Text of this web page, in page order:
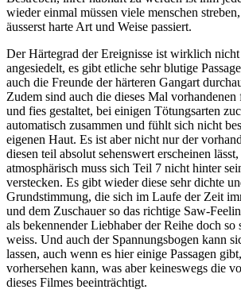
wieder einmal müssen viele menschen
äusserst harte Art und Weise passiert.
Der Härtegrad der Ereignisse ist wirklich
angesiedelt, es gibt etliche sehr blutige
auch die Freunde der härteren Gangart
Zudem sind auch die dieses Mal
und fies gestaltet, bei einigen Tötungsarten
automatisch zusammen und fühlt sich nicht
eigenen Haut. Es ist aber nicht nur der
diesen teil absolut sehenswert erscheinen
atmosphärisch muss sich Teil 7 nicht hinter
verstecken. Es gibt wieder diese sehr dichte
Grundstimmung, die sich im Laufe der Zeit
und dem Zuschauer so das richtige Saw-
als bekennender Liebhaber der Reihe doch so
weiss. Und auch der Spannungsbogen kann
lassen, auch wenn es hier einige Passagen
vorhersehen kann, was aber keineswegs die
dieses Filmes beeinträchtigt.